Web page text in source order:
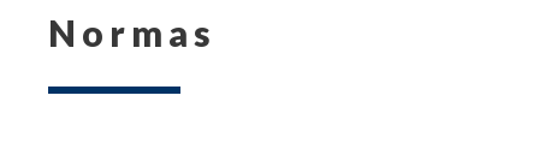
Normas